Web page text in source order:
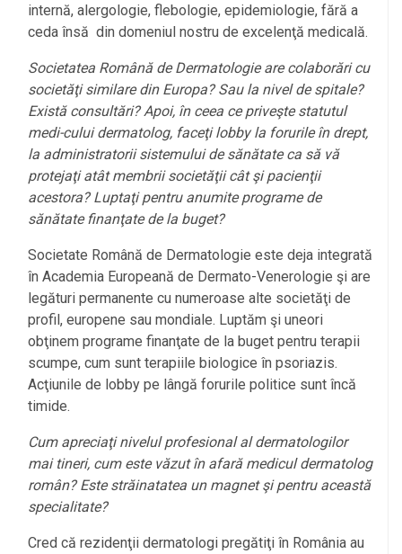
internă, alergologie, flebologie, epidemiologie, fără a
ceda însă din domeniul nostru de excelenţă medicală.
Societatea Română de Dermatologie are colaborări cu
societăţi similare din Europa? Sau la nivel de spitale?
Există consultări? Apoi, în ceea ce priveşte statutul
medi-cului dermatolog, faceţi lobby la forurile în drept,
la administratorii sistemului de sănătate ca să vă
protejaţi atât membrii societăţii cât şi pacienţii
acestora? Luptaţi pentru anumite programe de
sănătate finanţate de la buget?
Societate Română de Dermatologie este deja integrată
în Academia Europeană de Dermato-Venerologie şi are
legături permanente cu numeroase alte societăţi de
profil, europene sau mondiale. Luptăm şi uneori
obţinem programe finanţate de la buget pentru terapii
scumpe, cum sunt terapiile biologice în psoriazis.
Acţiunile de lobby pe lângă forurile politice sunt încă
timide.
Cum apreciaţi nivelul profesional al dermatologilor
mai tineri, cum este văzut în afară medicul dermatolog
român? Este străinatatea un magnet şi pentru această
specialitate?
Cred că rezidenţii dermatologi pregătiţi în România au